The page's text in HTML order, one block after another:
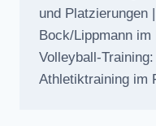
und Platzierungen
Bock/Lippmann
Volleyball-
Athletiktraining im